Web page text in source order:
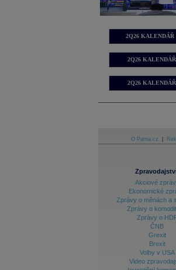
2Q26 KALENDÁŘ
2Q26
2Q26
O Patria.cz
Akciové
Ekonomické
Zprávy o měnách a
Zprávy o
Zprávy o
ČNB
Grexit
Brexit
Volby v USA
Video